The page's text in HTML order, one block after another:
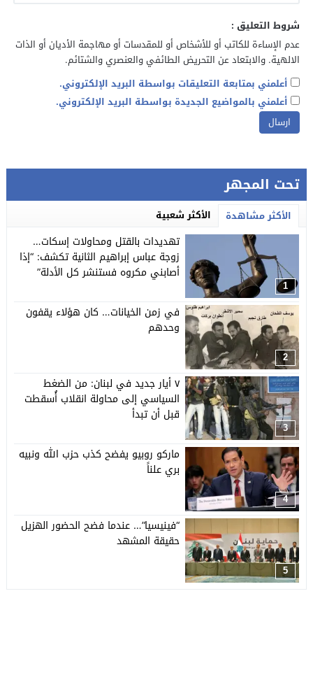
شروط التعليق :
عدم الإساءة للكاتب أو للأشخاص أو للمقدسات أو مهاجمة الأديان أو الذات
الالهية. والابتعاد عن التحريض الطائفي والعنصري والشتائم.
أعلمني بمتابعة التعليقات بواسطة البريد الإلكتروني.
أعلمني بالمواضيع الجديدة بواسطة البريد الإلكتروني.
تحت المجهر
الأكثر مشاهدة الأكثر شعبية
1
تهديدات بالقتل ومحاولات إسكات…
زوجة عباس إبراهيم الثانية تكشف: “إذا
أصابني مكروه فستنشر كل الأدلة”
2
في زمن الخيانات… كان هؤلاء يقفون
وحدهم
3
٧ أيار جديد في لبنان: من الضغط
السياسي إلى محاولة انقلاب أُسقطت
قبل أن تبدأ
4
ماركو روبيو يفضح كذب حزب الله ونبيه
بري علناً
5
“فينيسيا”… عندما فضح الحضور الهزيل
حقيقة المشهد